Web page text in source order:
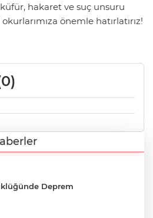
hakaret ve suç unsuru
önemle hatırlatırız!
0)
Deprem